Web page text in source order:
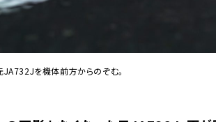
を機体前方からのぞむ。